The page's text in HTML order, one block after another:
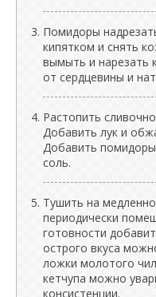
Помидоры
кипятком и снять
вымыть и нарезать
от сердцевины и
Растопить
Добавить лук и
Добавить
соль.
Тушить на
периодически
готовности
острого вкуса
ложки молотого
кетчупа можно
консистенции.